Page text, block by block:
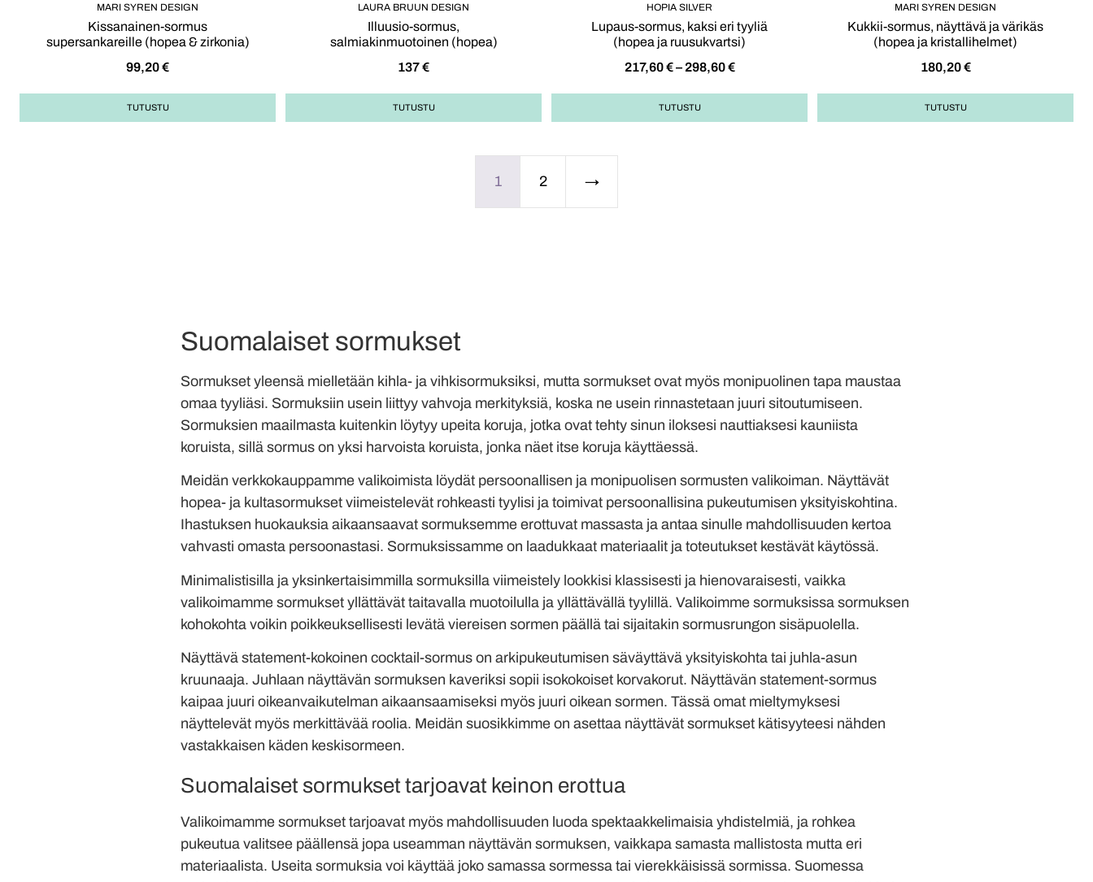
MARI SYREN DESIGN
Kissanainen-sormus
supersankareille (hopea & zirkonia)
99,20€
TUTUSTU
LAURA BRUUN DESIGN
Illuusio-sormus,
salmiakinmuotoinen (hopea)
137€
TUTUSTU
HOPIA SILVER
Lupaus-sormus, kaksi eri tyyliä
(hopea ja ruusukvartsi)
217,60€ – 298,60€
TUTUSTU
MARI SYREN DESIGN
Kukkii-sormus, näyttävä ja värikäs
(hopea ja kristallihelmet)
180,20€
TUTUSTU
1 2 →
Suomalaiset sormukset
Sormukset yleensä mielletään kihla- ja vihkisormuksiksi, mutta sormukset ovat myös monipuolinen tapa maustaa
omaa tyyliäsi. Sormuksiin usein liittyy vahvoja merkityksiä, koska ne usein rinnastetaan juuri sitoutumiseen.
Sormuksien maailmasta kuitenkin löytyy upeita koruja, jotka ovat tehty sinun iloksesi nauttiaksesi kauniista
koruista, sillä sormus on yksi harvoista koruista, jonka näet itse koruja käyttäessä.
Meidän verkkokauppamme valikoimista löydät persoonallisen ja monipuolisen sormusten valikoiman. Näyttävät
hopea- ja kultasormukset viimeistelevät rohkeasti tyylisi ja toimivat persoonallisina pukeutumisen yksityiskohtina.
Ihastuksen huokauksia aikaansaavat sormuksemme erottuvat massasta ja antaa sinulle mahdollisuuden kertoa
vahvasti omasta persoonastasi. Sormuksissamme on laadukkaat materiaalit ja toteutukset kestävät käytössä.
Minimalistisilla ja yksinkertaisimmilla sormuksilla viimeistely lookkisi klassisesti ja hienovaraisesti, vaikka
valikoimamme sormukset yllättävät taitavalla muotoilulla ja yllättävällä tyylillä. Valikoimme sormuksissa sormuksen
kohokohta voikin poikkeuksellisesti levätä viereisen sormen päällä tai sijaitakin sormusrungon sisäpuolella.
Näyttävä statement-kokoinen cocktail-sormus on arkipukeutumisen säväyttävä yksityiskohta tai juhla-asun
kruunaaja. Juhlaan näyttävän sormuksen kaveriksi sopii isokokoiset korvakorut. Näyttävän statement-sormus
kaipaa juuri oikeanvaikutelman aikaansaamiseksi myös juuri oikean sormen. Tässä omat mieltymyksesi
näyttelevät myös merkittävää roolia. Meidän suosikkimme on asettaa näyttävät sormukset kätisyyteesi nähden
vastakkaisen käden keskisormeen.
Suomalaiset sormukset tarjoavat keinon erottua
Valikoimamme sormukset tarjoavat myös mahdollisuuden luoda spektaakkelimaisia yhdistelmiä, ja rohkea
pukeutua valitsee päällensä jopa useamman näyttävän sormuksen, vaikkapa samasta mallistosta mutta eri
materiaalista. Useita sormuksia voi käyttää joko samassa sormessa tai vierekkäisissä sormissa. Suomessa